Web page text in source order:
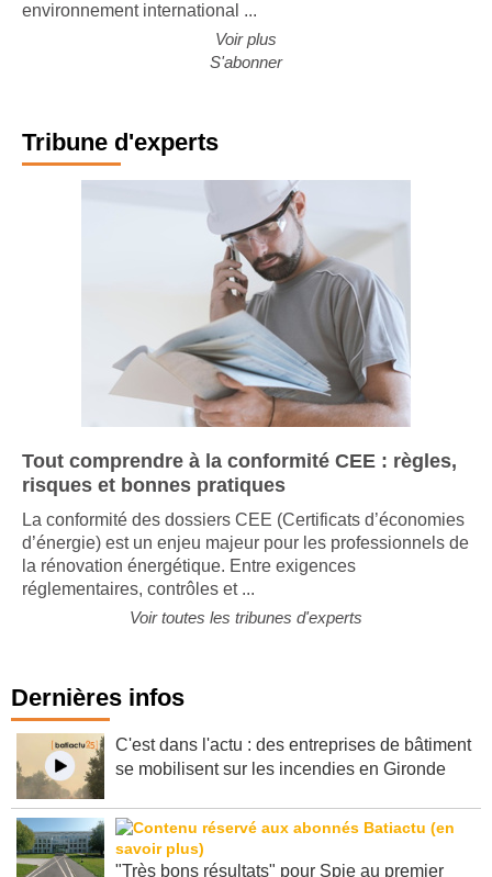
environnement international ...
Voir plus
S'abonner
Tribune d'experts
Tout comprendre à la conformité CEE : règles,
risques et bonnes pratiques
La conformité des dossiers CEE (Certificats d’économies
d’énergie) est un enjeu majeur pour les professionnels de
la rénovation énergétique. Entre exigences
réglementaires, contrôles et ...
Voir toutes les tribunes d'experts
Dernières infos
C'est dans l'actu : des entreprises de bâtiment
se mobilisent sur les incendies en Gironde
"Très bons résultats" pour Spie au premier